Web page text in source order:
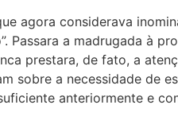
agora considerava
a madrugada à
prestara, de fato, a
sobre a necessidade de
anteriormente e